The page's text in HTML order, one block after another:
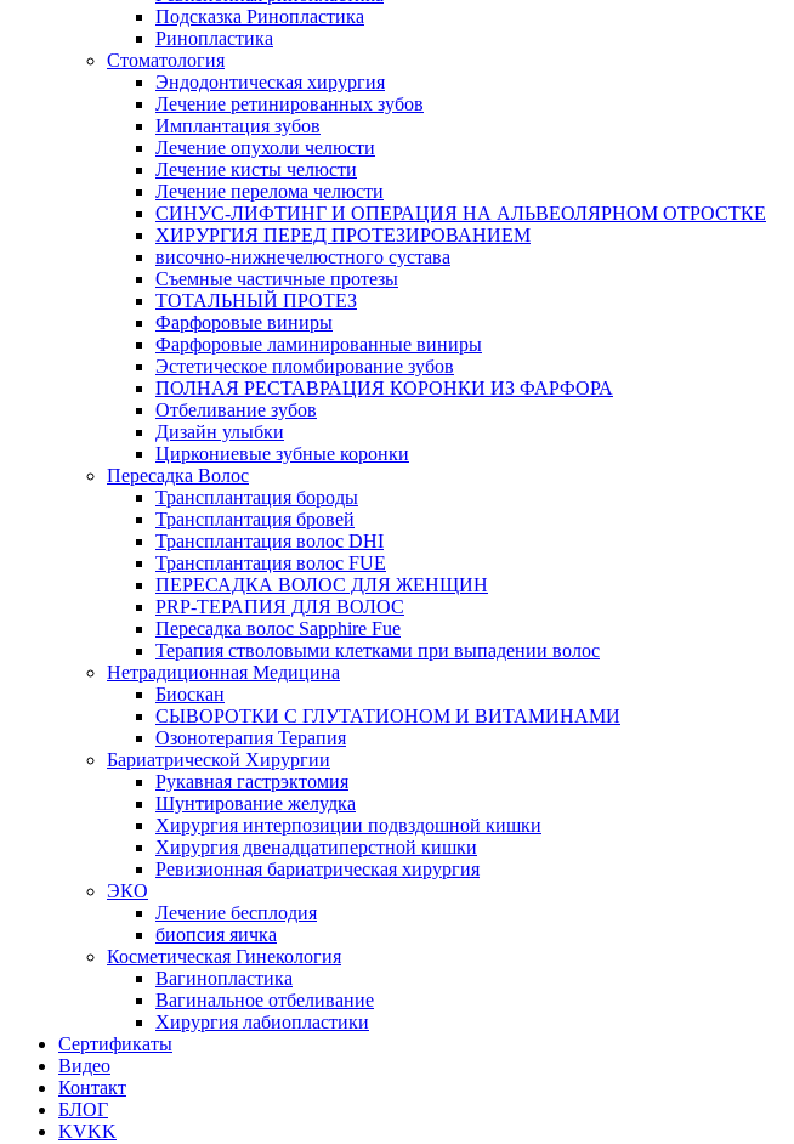
Подсказка Ринопластика
Ринопластика
Стоматология
Эндодонтическая хирургия
Лечение ретинированных зубов
Имплантация зубов
Лечение опухоли челюсти
Лечение кисты челюсти
Лечение перелома челюсти
СИНУС-ЛИФТИНГ И ОПЕРАЦИЯ НА АЛЬВЕОЛЯРНОМ ОТРОСТКЕ
ХИРУРГИЯ ПЕРЕД ПРОТЕЗИРОВАНИЕМ
височно-нижнечелюстного сустава
Съемные частичные протезы
ТОТАЛЬНЫЙ ПРОТЕЗ
Фарфоровые виниры
Фарфоровые ламинированные виниры
Эстетическое пломбирование зубов
ПОЛНАЯ РЕСТАВРАЦИЯ КОРОНКИ ИЗ ФАРФОРА
Отбеливание зубов
Дизайн улыбки
Циркониевые зубные коронки
Пересадка Волос
Трансплантация бороды
Трансплантация бровей
Трансплантация волос DHI
Трансплантация волос FUE
ПЕРЕСАДКА ВОЛОС ДЛЯ ЖЕНЩИН
PRP-ТЕРАПИЯ ДЛЯ ВОЛОС
Пересадка волос Sapphire Fue
Терапия стволовыми клетками при выпадении волос
Нетрадиционная Медицина
Биоскан
СЫВОРОТКИ С ГЛУТАТИОНОМ И ВИТАМИНАМИ
Озонотерапия Терапия
Бариатрической Хирургии
Рукавная гастрэктомия
Шунтирование желудка
Хирургия интерпозиции подвздошной кишки
Хирургия двенадцатиперстной кишки
Ревизионная бариатрическая хирургия
ЭКО
Лечение бесплодия
биопсия яичка
Косметическая Гинекология
Вагинопластика
Вагинальное отбеливание
Хирургия лабиопластики
Сертификаты
Видео
Контакт
БЛОГ
KVKK